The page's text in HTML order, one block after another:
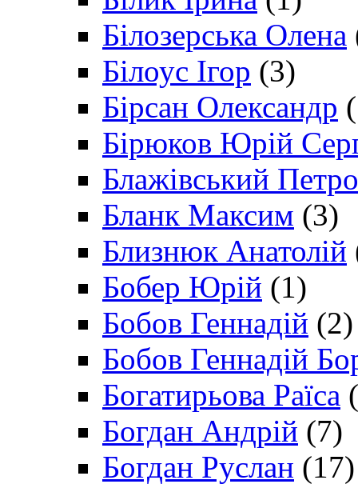
Білозерська Олена
Білоус Ігор (3)
Бірсан Олександр
Бірюков Юрій
Блажівський Петро
Бланк Максим (3)
Близнюк Анатолій
Бобер Юрій (1)
Бобов Геннадій (2)
Бобов Геннадій
Богатирьова Раїса
Богдан Андрій (7)
Богдан Руслан (17)